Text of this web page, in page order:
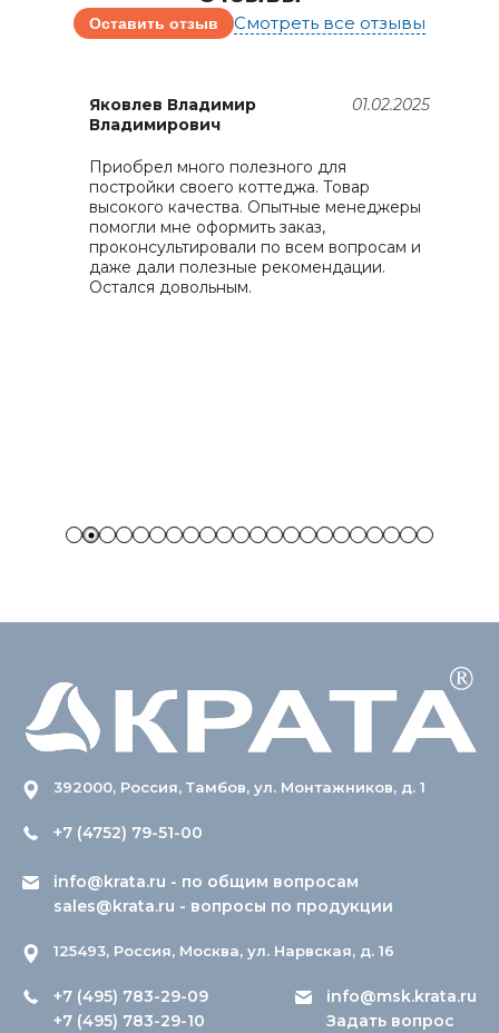
Оставить отзыв Смотреть все отзывы
Яковлев Владимир
Владимирович
01.02.2025
Приобрел много полезного для
постройки своего коттеджа. Товар
высокого качества. Опытные менеджеры
помогли мне оформить заказ,
проконсультировали по всем вопросам и
даже дали полезные рекомендации.
Остался довольным.
392000, Россия, Тамбов, ул. Монтажников, д. 1
+7 (4752) 79-51-00
info@krata.ru - по общим вопросам
sales@krata.ru - вопросы по продукции
125493, Россия, Москва, ул. Нарвская, д. 16
+7 (495) 783-29-09
+7 (495) 783-29-10
info@msk.krata.ru
Задать вопрос